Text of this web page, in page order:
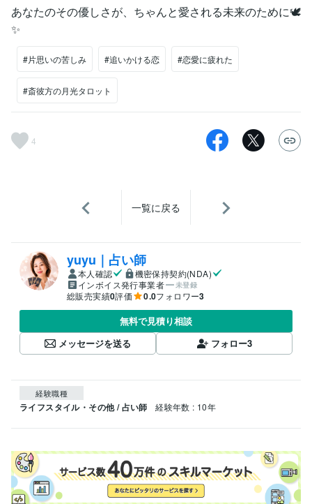
あなたのその優しさが、ちゃんと愛される未来のために🕊️
✨
#片思いの苦しみ #追いかける恋 #恋愛に疲れた
#斎彼方の月光タロット
4
一覧に戻る
yuyu｜占い師
本人確認
機密保持契約(NDA)
インボイス発行事業者
未登録
総販売実績0評価 0.0フォロワー3
無料で見積り相談
メッセージを送る
フォロー3
経験職種
ライフスタイル・その他 / 占い師 経験年数 : 10年